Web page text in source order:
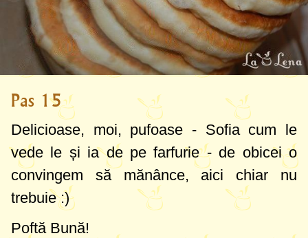
Pas 15
Delicioase, moi, pufoase - Sofia cum le
vede le și ia de pe farfurie - de obicei o
convingem să mănânce, aici chiar nu
trebuie :)
Poftă Bună!